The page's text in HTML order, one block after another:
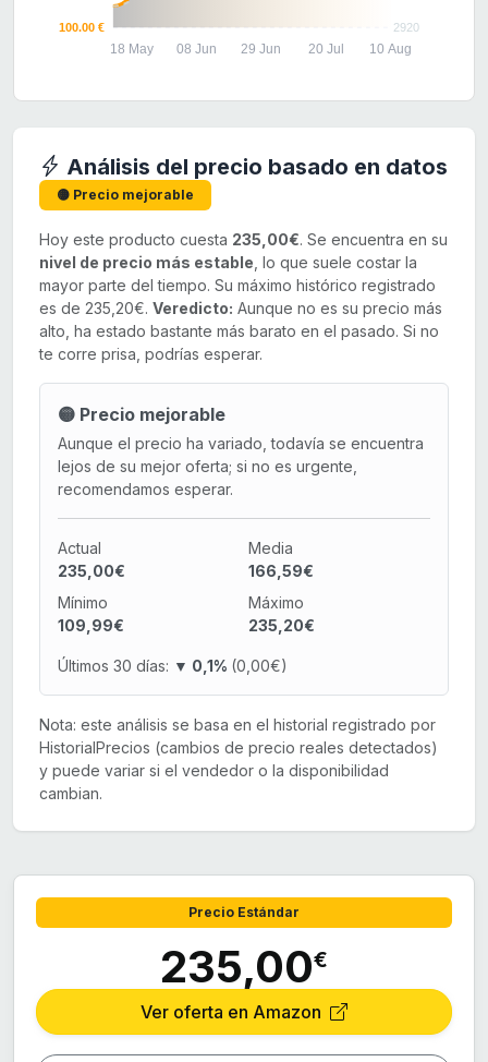
2920
100.00 €
18 May 08 Jun 29 Jun 20 Jul 10 Aug
Análisis del precio basado en datos
🟡 Precio mejorable
Hoy este producto cuesta 235,00€. Se encuentra en su
nivel de precio más estable , lo que suele costar la
mayor parte del tiempo. Su máximo histórico registrado
es de 235,20€. Veredicto: Aunque no es su precio más
alto, ha estado bastante más barato en el pasado. Si no
te corre prisa, podrías esperar.
🟡 Precio mejorable
Aunque el precio ha variado, todavía se encuentra
lejos de su mejor oferta; si no es urgente,
recomendamos esperar.
Actual
235,00€
Media
166,59€
Mínimo
109,99€
Máximo
235,20€
Últimos 30 días: ▼ 0,1% (0,00€)
Nota: este análisis se basa en el historial registrado por
HistorialPrecios (cambios de precio reales detectados)
y puede variar si el vendedor o la disponibilidad
cambian.
Precio Estándar
235,00€
Ver oferta en Amazon